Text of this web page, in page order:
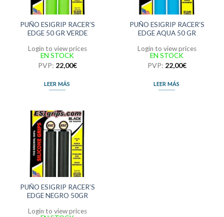
PUÑO ESIGRIP RACER’S
EDGE 50 GR VERDE
Login to view prices
EN STOCK
PVP: 22,00€
LEER MÁS
PUÑO ESIGRIP RACER’S
EDGE AQUA 50 GR
Login to view prices
EN STOCK
PVP: 22,00€
LEER MÁS
PUÑO ESIGRIP RACER’S
EDGE NEGRO 50GR
Login to view prices